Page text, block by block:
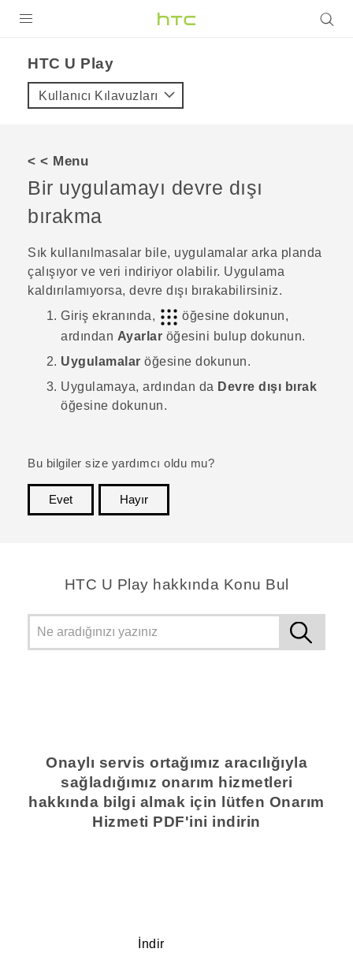
VIVE
VIVERSE
DESTEK
HTC U Play‎
Kullanıcı Kılavuzları
< < Menu
Bir uygulamayı devre dışı
bırakma
Sık kullanılmasalar bile, uygulamalar arka planda
çalışıyor ve veri indiriyor olabilir. Uygulama
kaldırılamıyorsa, devre dışı bırakabilirsiniz.
Giriş ekranında,
öğesine dokunun,
ardından Ayarlar öğesini bulup dokunun.
Uygulamalar öğesine dokunun.
Uygulamaya, ardından da Devre dışı bırak
öğesine dokunun.
Bu bilgiler size yardımcı oldu mu?
Evet
Hayır
HTC U Play hakkında Konu Bul
Onaylı servis ortağımız aracılığıyla
sağladığımız onarım hizmetleri
hakkında bilgi almak için lütfen Onarım
Hizmeti PDF'ini indirin
İndir